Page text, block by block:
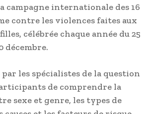
campagne internationale des 16
contre les violences faites aux
célébrée chaque année du 25
décembre.
par les spécialistes de la question
de comprendre la
sexe et genre, les types de